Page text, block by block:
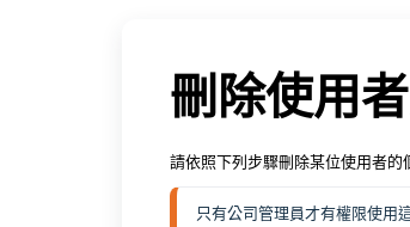
刪除使用
請依照下列步驟刪除某位使用者的
只有公司管理員才有權限使用